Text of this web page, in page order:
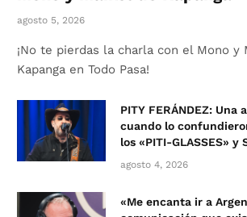
agosto 5, 2026
¡No te pierdas la charla con el Mono y
Kapanga en Todo Pasa!
PITY FERÁNDEZ: Una
cuando lo
los «PITI-GLASSES» y
agosto 4, 2026
«Me encanta ir a